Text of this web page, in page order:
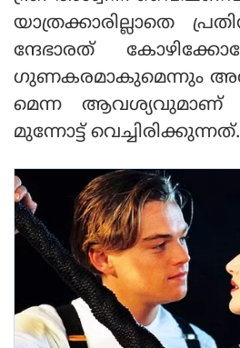
യാത്രക്കാരില്ലാതെ
ന്ദേഭാരത്
ഗുണകരമാകുമെന്നും
മെന്ന
മുന്നോട്ട് വെച്ചിരിക്കുന്നത്.